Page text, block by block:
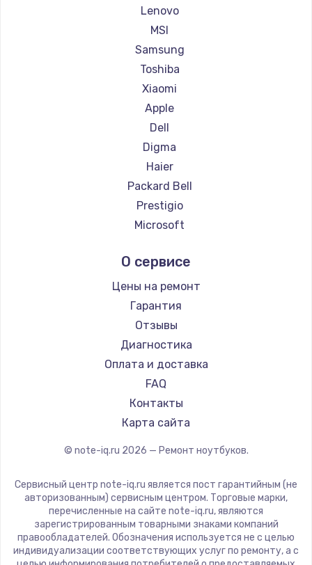
Ремонт ноутбуков Epson
Ремонт ноутбуков Philips
Ремонт ноутбуков LG
Ремонт ноутбуков Panasonic
Ремонт ноутбуков Irbis
Ремонт ноутбуков Thunderobot
Ремонт ноутбуков Hasee
Ремонт ноутбуков ZTE
Ремонт ноутбуков Hiper
Ремонт ноутбуков Evga
Ремонт ноутбуков Google
Ремонт ноутбуков Echips
Ремонт ноутбуков Predator
Ремонт ноутбуков iru
Ремонт ноутбуков Machenike
Ремонт ноутбуков DEXP
Ремонт ноутбуков Teclast
Ремонт ноутбуков CHUWI
Ремонт ноутбуков Colorful
Lenovo
MSI
Samsung
Toshiba
Xiaomi
Apple
Dell
Digma
Haier
Packard Bell
Prestigio
Microsoft
Aquarius
Gigabyte
Aorus
Maibenben
Getac
Epson
Philips
LG
Panasonic
ZTE
Hiper
Evga
Google
О сервисе
Цены на ремонт
Гарантия
Отзывы
Диагностика
Оплата и доставка
FAQ
Контакты
Карта сайта
© note-iq.ru 2026 — Ремонт ноутбуков.
Сервисный центр note-iq.ru является пост гарантийным (не
авторизованным) сервисным центром. Торговые марки,
перечисленные на сайте note-iq.ru, являются
зарегистрированным товарными знаками компаний
правообладателей. Обозначения используется не с целью
индивидуализации соответствующих услуг по ремонту, а с